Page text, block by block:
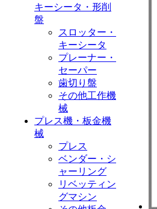
キーシータ・形削
盤
スロッター・
キーシータ
プレーナー・
セーパー
歯切り盤
その他工作機
械
プレス機・板金機
械
プレス
ベンダー・シ
ャーリング
リベッティン
グマシン